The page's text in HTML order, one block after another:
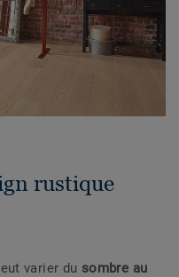
rustique
varier du sombre au